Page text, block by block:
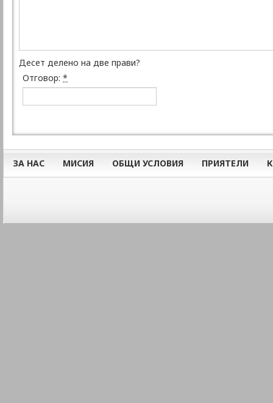
Десет делено на две прави?
Отговор: *
ЗА НАС МИСИЯ ОБЩИ УСЛОВИЯ ПРИЯТЕЛИ